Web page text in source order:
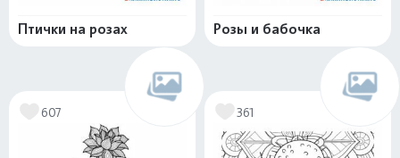
Птички на розах Розы и бабочка
607 361